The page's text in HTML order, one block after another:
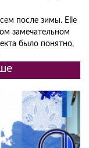
после зимы. Elle
замечательном
было понятно,